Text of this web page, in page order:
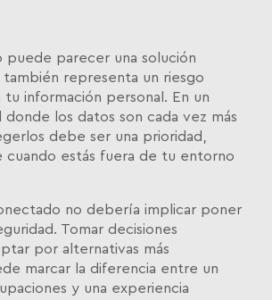
puede parecer una solución
representa un riesgo
tu información personal. En un
los datos son cada vez más
debe ser una prioridad,
cuando estás fuera de tu entorno
no debería implicar poner
Tomar decisiones
por alternativas más
marcar la diferencia entre un
y una experiencia